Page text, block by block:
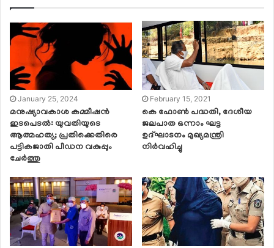
January 25, 2024
മനുഷ്യാവകാശ കമ്മീഷൻ
ഇടപെടൽ: യുവതിയുടെ
ആത്മഹത്യ; പ്രതിക്കെതിരെ
പട്ടികജാതി പീഡന വകുപ്പും
ചേർത്തു
February 15, 2021
കെ ഫോണ്‍ പദ്ധതി, ദേശീയ
ജലപാത ഒന്നാം ഘട്ട
ഉദ്ഘാടനം മുഖ്യമന്ത്രി
നിര്‍വഹിച്ചു